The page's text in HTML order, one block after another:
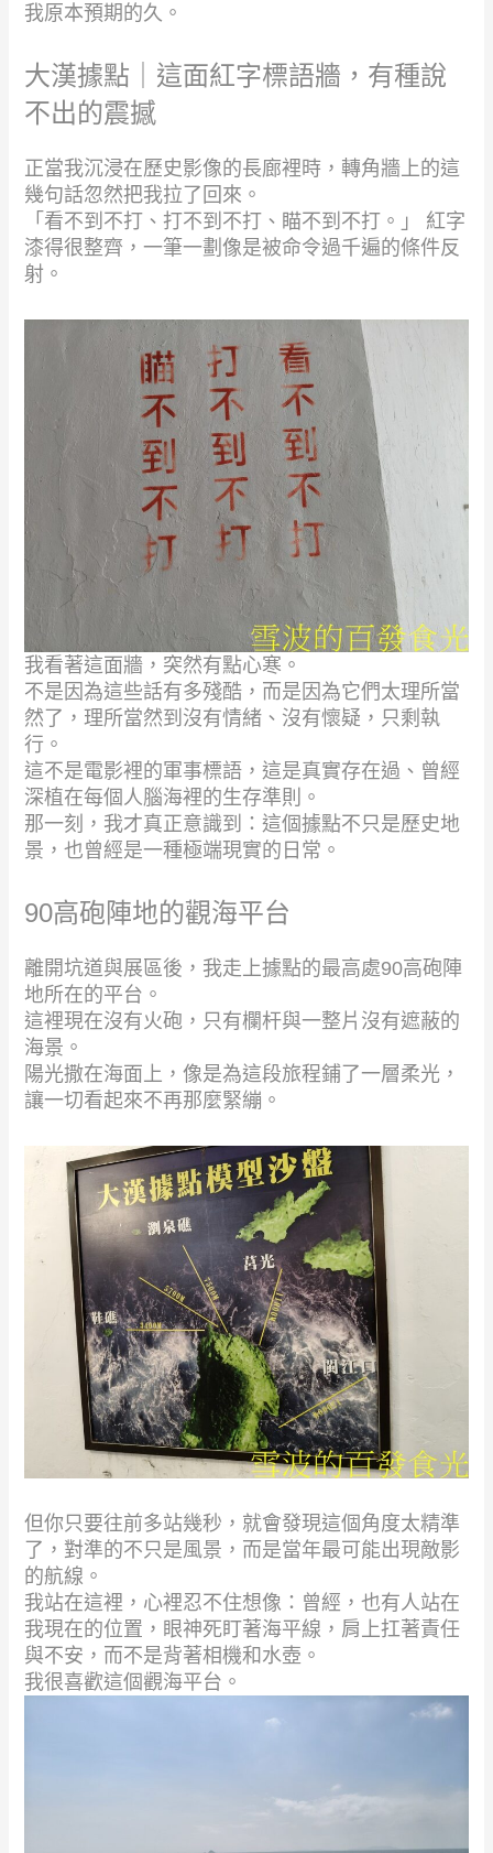
我原本預期的久。
大漢據點｜這面紅字標語牆，有種說
不出的震撼
正當我沉浸在歷史影像的長廊裡時，轉角牆上的這
幾句話忽然把我拉了回來。
「看不到不打、打不到不打、瞄不到不打。」 紅字
漆得很整齊，一筆一劃像是被命令過千遍的條件反
射。
我看著這面牆，突然有點心寒。
不是因為這些話有多殘酷，而是因為它們太理所當
然了，理所當然到沒有情緒、沒有懷疑，只剩執
行。
這不是電影裡的軍事標語，這是真實存在過、曾經
深植在每個人腦海裡的生存準則。
那一刻，我才真正意識到：這個據點不只是歷史地
景，也曾經是一種極端現實的日常。
90高砲陣地的觀海平台
離開坑道與展區後，我走上據點的最高處90高砲陣
地所在的平台。
這裡現在沒有火砲，只有欄杆與一整片沒有遮蔽的
海景。
陽光撒在海面上，像是為這段旅程鋪了一層柔光，
讓一切看起來不再那麼緊繃。
但你只要往前多站幾秒，就會發現這個角度太精準
了，對準的不只是風景，而是當年最可能出現敵影
的航線。
我站在這裡，心裡忍不住想像：曾經，也有人站在
我現在的位置，眼神死盯著海平線，肩上扛著責任
與不安，而不是背著相機和水壺。
我很喜歡這個觀海平台。